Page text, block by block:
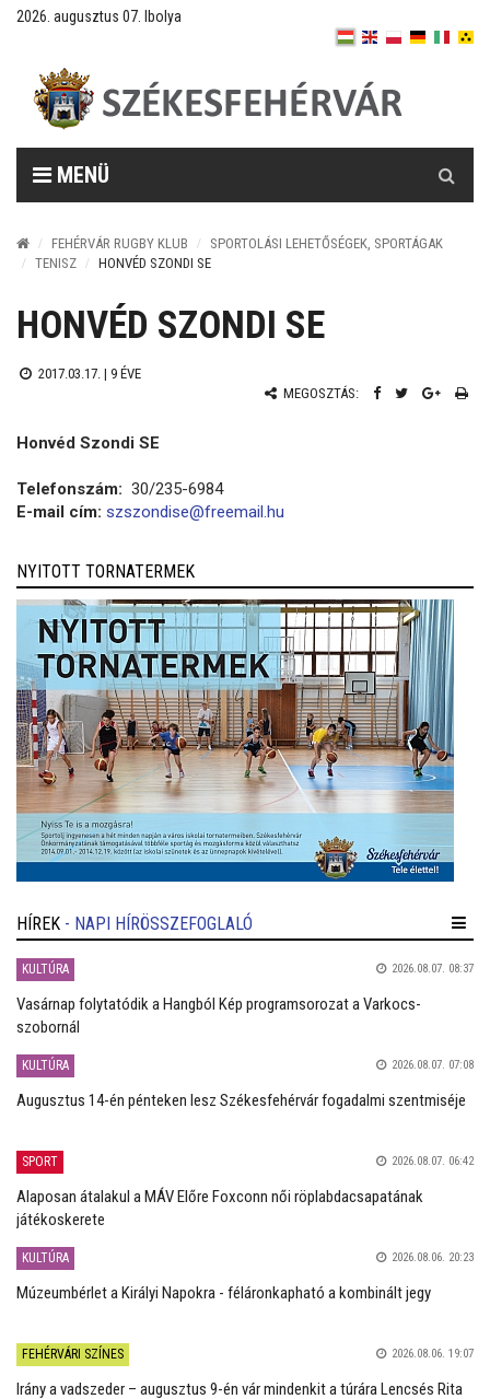
2026. augusztus 07. Ibolya
MENÜ
FEHÉRVÁR RUGBY KLUB
SPORTOLÁSI LEHETŐSÉGEK, SPORTÁGAK
TENISZ
HONVÉD SZONDI SE
HONVÉD SZONDI SE
2017.03.17. | 9 ÉVE
MEGOSZTÁS:
Honvéd Szondi SE
Telefonszám: 30/235-6984
E-mail cím: szszondise@freemail.hu
NYITOTT TORNATERMEK
HÍREK - NAPI HÍRÖSSZEFOGLALÓ
KULTÚRA 2026.08.07. 08:37
Vasárnap folytatódik a Hangból Kép programsorozat a Varkocs-
szobornál
KULTÚRA 2026.08.07. 07:08
Augusztus 14-én pénteken lesz Székesfehérvár fogadalmi szentmiséje
SPORT 2026.08.07. 06:42
Alaposan átalakul a MÁV Előre Foxconn női röplabdacsapatának
játékoskerete
KULTÚRA 2026.08.06. 20:23
Múzeumbérlet a Királyi Napokra - féláronkapható a kombinált jegy
FEHÉRVÁRI SZÍNES 2026.08.06. 19:07
Irány a vadszeder – augusztus 9-én vár mindenkit a túrára Lencsés Rita